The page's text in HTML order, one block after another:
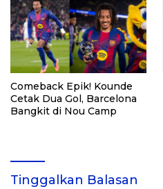
Comeback Epik! Kounde
Cetak Dua Gol, Barcelona
Bangkit di Nou Camp
Tinggalkan Balasan